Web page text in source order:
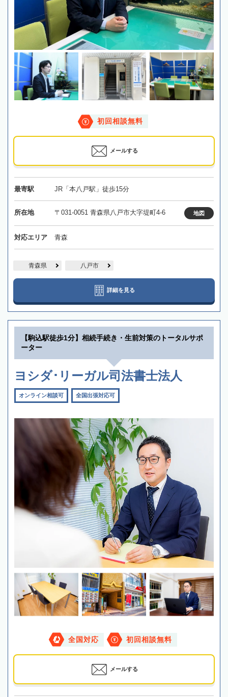
初回相談無料
メールする
最寄駅 JR「本八戸駅」徒歩15分
所在地 〒031-0051 青森県八戸市大字堤町4-6 地図
対応エリア 青森
青森県 八戸市
詳細を見る
【駒込駅徒歩1分】相続手続き・生前対策のトータルサポ
ーター
ヨシダ･リーガル司法書士法人
オンライン相談可 全国出張対応可
全国対応 初回相談無料
メールする